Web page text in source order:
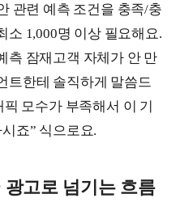
관련 예측 조건을 충족/충
소 1,000명 이상 필요해요.
측 잠재고객 자체가 안 만
트한테 솔직하게 말씀드
모수가 부족해서 이 기
죠” 식으로요.
고로 넘기는 흐름